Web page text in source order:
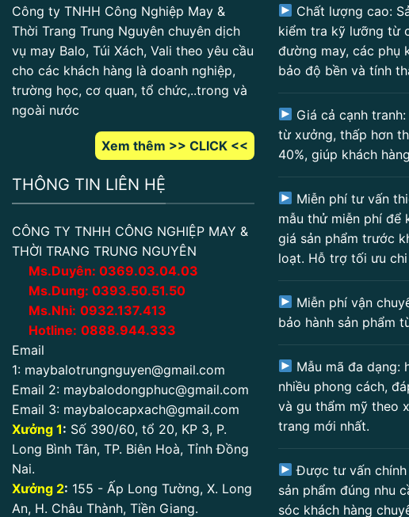
Công ty TNHH Công Nghiệp May &
Thời Trang Trung Nguyên chuyên dịch
vụ may Balo, Túi Xách, Vali theo yêu cầu
cho các khách hàng là doanh nghiệp,
trường học, cơ quan, tổ chức,..trong và
ngoài nước
Xem thêm >> CLICK <<
THÔNG TIN LIÊN HỆ
CÔNG TY TNHH CÔNG NGHIỆP MAY &
THỜI TRANG TRUNG NGUYÊN
Ms.Duyên: 0369.03.04.03
Ms.Dung: 0393.50.51.50
Ms.Nhi: 0932.137.413
Hotline: 0888.944.333
Email
1: maybalotrungnguyen@gmail.com
Email 2: maybalodongphuc@gmail.com
Email 3: maybalocapxach@gmail.com
Xưởng 1: Số 390/60, tổ 20, KP 3, P.
Long Bình Tân, TP. Biên Hoà, Tỉnh Đồng
Nai.
Xưởng 2: 155 - Ấp Long Tường, X. Long
An, H. Châu Thành, Tiền Giang.
Chất lượng cao:
kiểm tra kỹ lưỡng từ
đường may, các phụ
bảo độ bền và tính
Giá cả cạnh
từ xưởng, thấp hơn
40%, giúp khách
Miễn phí tư vấn
mẫu thử miễn phí để
giá sản phẩm trước
loạt. Hỗ trợ tối ưu
Miễn phí vận
bảo hành sản phẩm
Mẫu mã đa dạng:
nhiều phong cách,
và gu thẩm mỹ theo
trang mới nhất.
Được tư vấn
sản phẩm đúng nhu
sóc khách hàng